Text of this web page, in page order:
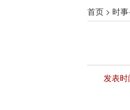
首页 > 时事
发表时